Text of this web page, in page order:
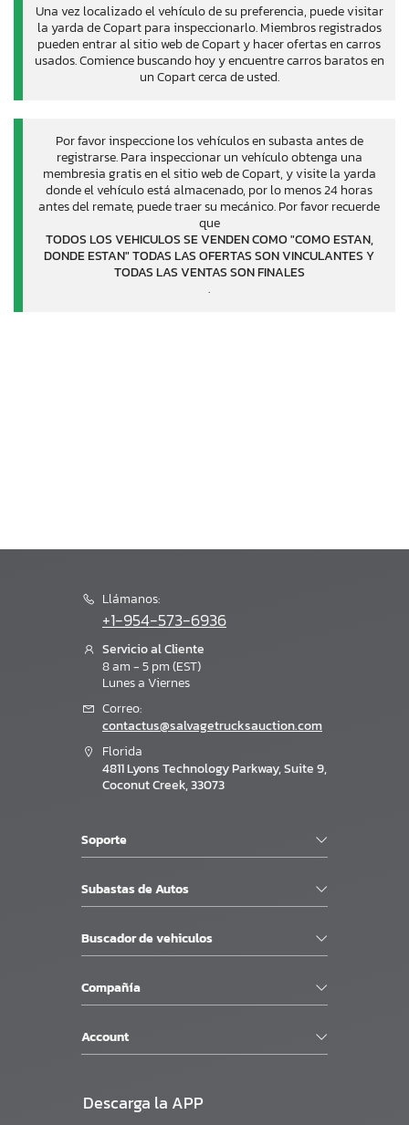
Una vez localizado el vehículo de su preferencia, puede visitar
la yarda de Copart para inspeccionarlo. Miembros registrados
pueden entrar al sitio web de Copart y hacer ofertas en carros
usados. Comience buscando hoy y encuentre carros baratos en
un Copart cerca de usted.
Por favor inspeccione los vehículos en subasta antes de
registrarse. Para inspeccionar un vehículo obtenga una
membresia gratis en el sitio web de Copart, y visite la yarda
donde el vehículo está almacenado, por lo menos 24 horas
antes del remate, puede traer su mecánico. Por favor recuerde
que
TODOS LOS VEHICULOS SE VENDEN COMO "COMO ESTAN,
DONDE ESTAN" TODAS LAS OFERTAS SON VINCULANTES Y
TODAS LAS VENTAS SON FINALES
.
Llámanos:
+1-954-573-6936
Servicio al Cliente
8 am - 5 pm (EST)
Lunes a Viernes
Correo:
contactus@salvagetrucksauction.com
Florida
4811 Lyons Technology Parkway, Suite 9,
Coconut Creek, 33073
Soporte
Subastas de Autos
Buscador de vehiculos
Compañía
Account
Descarga la APP